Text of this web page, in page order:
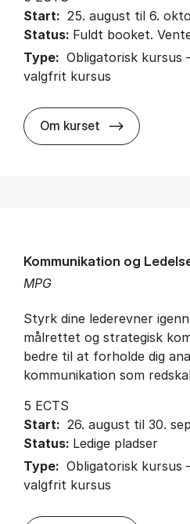
Start: 25. august til 6.
Status: Fuldt booket.
Type: Obligatorisk kursus
valgfrit kursus
Om kurset about
MPG
Kommunikation og
Styrk dine lederevner
målrettet og strategisk
bedre til at forholde dig
kommunikation som
5 ECTS
Start: 26. august til 30.
Status: Ledige pladser
Type: Obligatorisk kursus
valgfrit kursus